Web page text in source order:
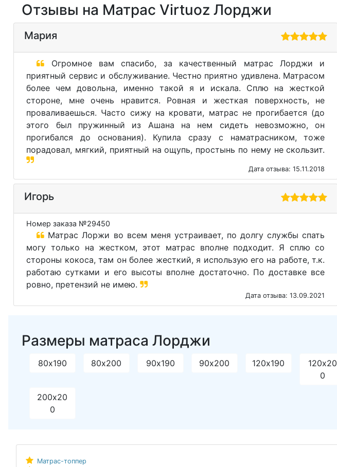
Отзывы на Матрас Virtuoz Лорджи
Мария
Огромное вам спасибо, за качественный матрас Лорджи и
приятный сервис и обслуживание. Честно приятно удивлена. Матрасом
более чем довольна, именно такой я и искала. Сплю на жесткой
стороне, мне очень нравится. Ровная и жесткая поверхность, не
проваливаешься. Часто сижу на кровати, матрас не прогибается (до
этого был пружинный из Ашана на нем сидеть невозможно, он
прогибался до основания). Купила сразу с наматрасником, тоже
порадовал, мягкий, приятный на ощупь, простынь по нему не скользит.
Дата отзыва: 15.11.2018
Игорь
Номер заказа №29450
Матрас Лоржи во всем меня устраивает, по долгу службы спать
могу только на жестком, этот матрас вполне подходит. Я сплю со
стороны кокоса, там он более жесткий, я использую его на работе, т.к.
работаю сутками и его высоты вполне достаточно. По доставке все
ровно, претензий не имею.
Дата отзыва: 13.09.2021
Размеры матраса Лорджи
80х190 80х200 90х190 90х200 120х190
120х20
0
200х20
0
Матрас-топпер